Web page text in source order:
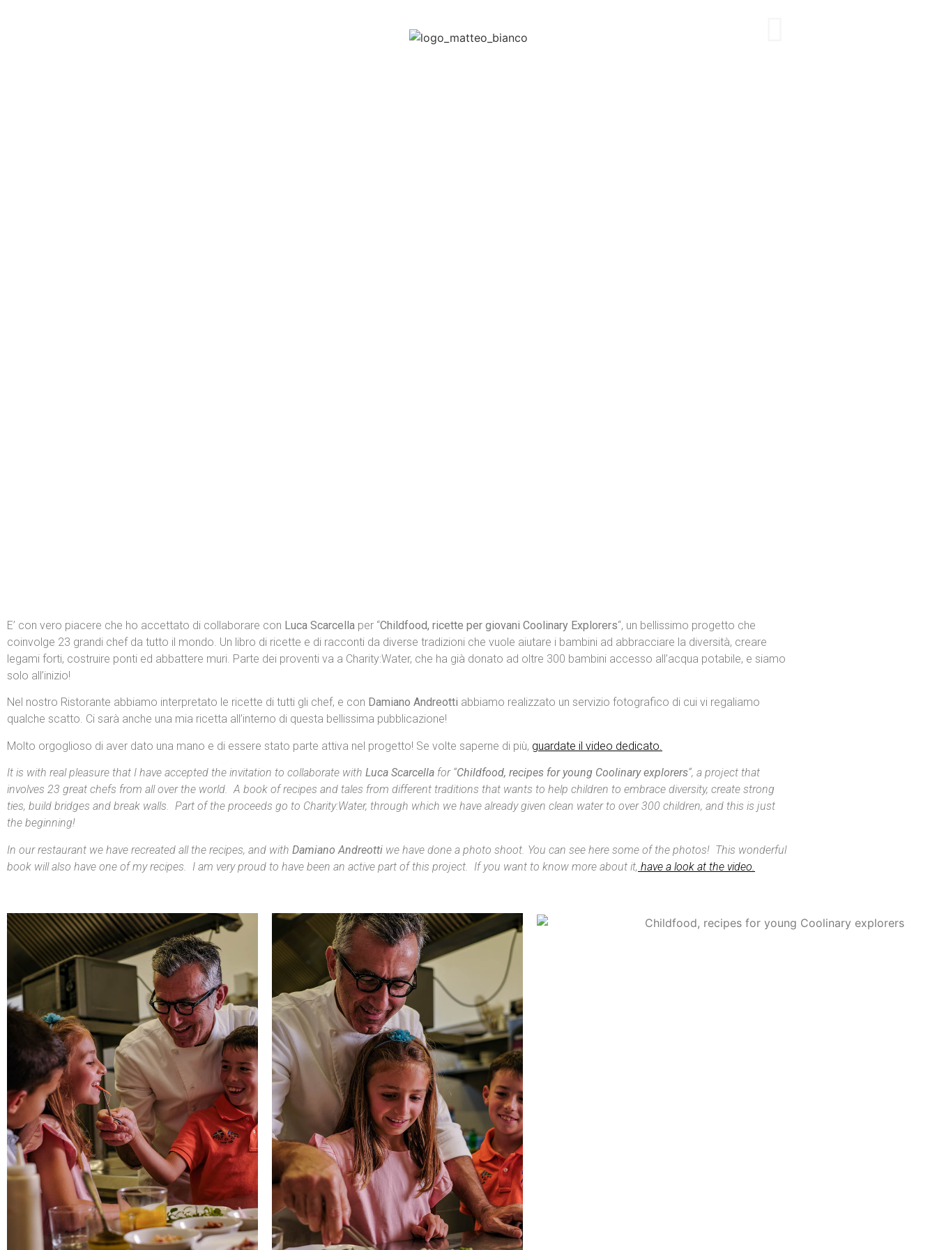
E’ con vero piacere che ho accettato di collaborare con Luca Scarcella per “Childfood, ricette per giovani Coolinary Explorers“, un bellissimo progetto che
coinvolge 23 grandi chef da tutto il mondo. Un libro di ricette e di racconti da diverse tradizioni che vuole aiutare i bambini ad abbracciare la diversità, creare
legami forti, costruire ponti ed abbattere muri. Parte dei proventi va a Charity:Water, che ha già donato ad oltre 300 bambini accesso all’acqua potabile, e siamo
solo all’inizio!
Nel nostro Ristorante abbiamo interpretato le ricette di tutti gli chef, e con Damiano Andreotti abbiamo realizzato un servizio fotografico di cui vi regaliamo
qualche scatto. Ci sarà anche una mia ricetta all’interno di questa bellissima pubblicazione!
Molto orgoglioso di aver dato una mano e di essere stato parte attiva nel progetto! Se volte saperne di più, guardate il video dedicato.
It is with real pleasure that I have accepted the invitation to collaborate with Luca Scarcella for “Childfood, recipes for young Coolinary explorers“, a project that
involves 23 great chefs from all over the world. A book of recipes and tales from different traditions that wants to help children to embrace diversity, create strong
ties, build bridges and break walls. Part of the proceeds go to Charity:Water, through which we have already given clean water to over 300 children, and this is just
the beginning!
In our restaurant we have recreated all the recipes, and with Damiano Andreotti we have done a photo shoot. You can see here some of the photos! This wonderful
book will also have one of my recipes. I am very proud to have been an active part of this project. If you want to know more about it, have a look at the video.